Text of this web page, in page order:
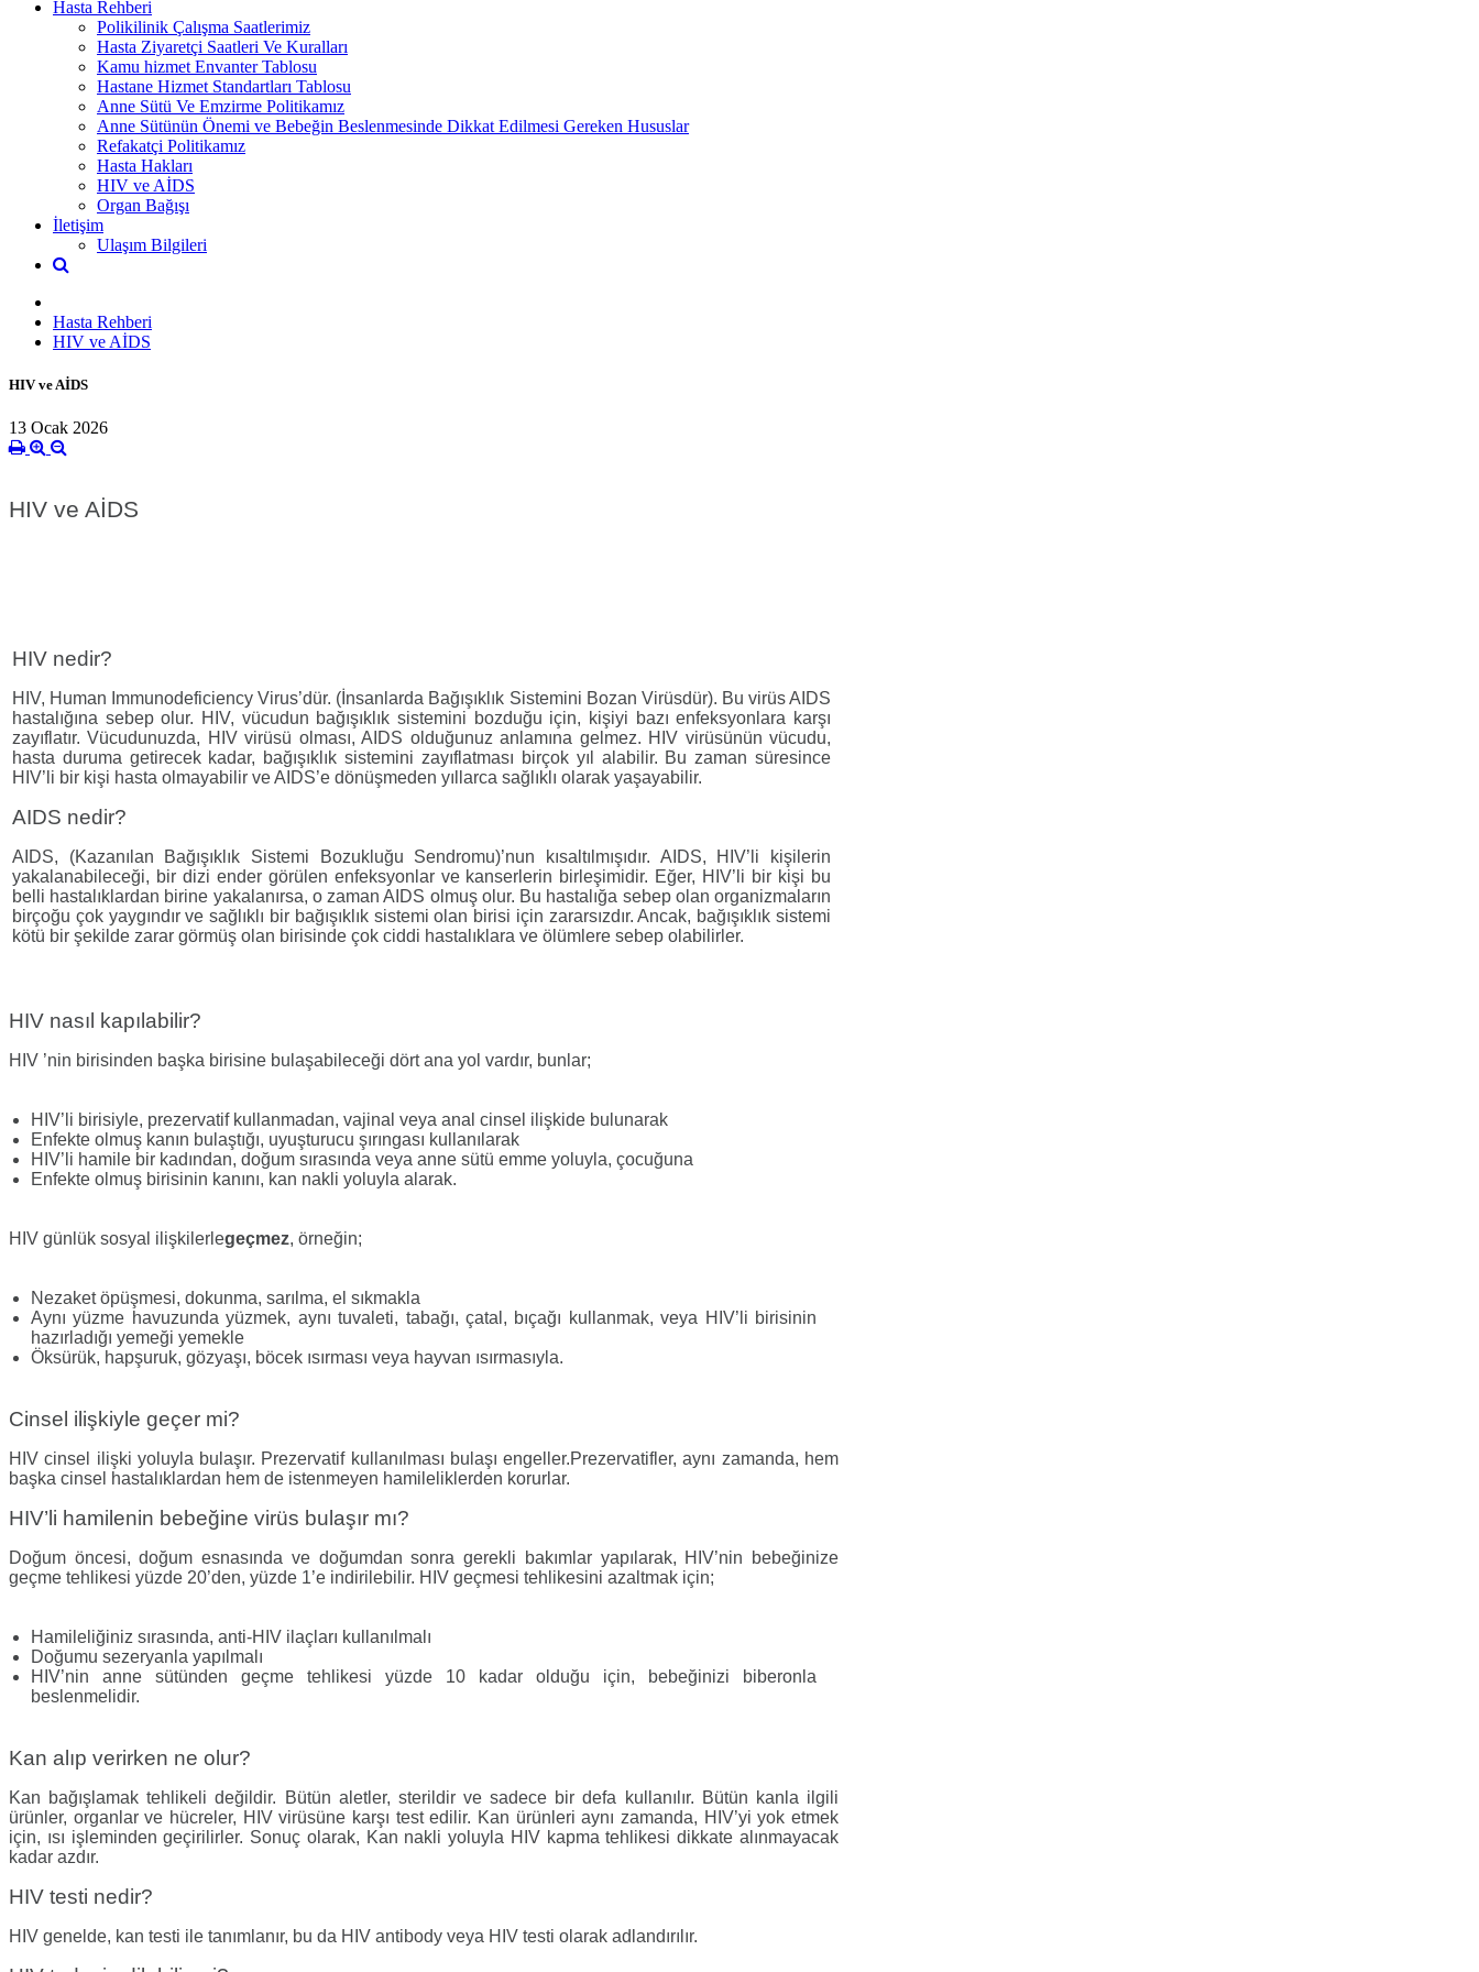
Hasta Rehberi
Polikilinik Çalışma Saatlerimiz
Hasta Ziyaretçi Saatleri Ve Kuralları
Kamu hizmet Envanter Tablosu
Hastane Hizmet Standartları Tablosu
Anne Sütü Ve Emzirme Politikamız
Anne Sütünün Önemi ve Bebeğin Beslenmesinde Dikkat Edilmesi Gereken Hususlar
Refakatçi Politikamız
Hasta Hakları
HIV ve AİDS
Organ Bağışı
İletişim
Ulaşım Bilgileri
Hasta Rehberi
HIV ve AİDS
HIV ve AİDS
13 Ocak 2026
HIV ve AİDS
HIV nedir?
HIV, Human Immunodeficiency Virus’dür. (İnsanlarda Bağışıklık Sistemini Bozan Virüsdür). Bu virüs AIDS
hastalığına sebep olur. HIV, vücudun bağışıklık sistemini bozduğu için, kişiyi bazı enfeksyonlara karşı
zayıflatır. Vücudunuzda, HIV virüsü olması, AIDS olduğunuz anlamına gelmez. HIV virüsünün vücudu,
hasta duruma getirecek kadar, bağışıklık sistemini zayıflatması birçok yıl alabilir. Bu zaman süresince
HIV’li bir kişi hasta olmayabilir ve AIDS’e dönüşmeden yıllarca sağlıklı olarak yaşayabilir.
AIDS nedir?
AIDS, (Kazanılan Bağışıklık Sistemi Bozukluğu Sendromu)’nun kısaltılmışıdır. AIDS, HIV’li kişilerin
yakalanabileceği, bir dizi ender görülen enfeksyonlar ve kanserlerin birleşimidir. Eğer, HIV’li bir kişi bu
belli hastalıklardan birine yakalanırsa, o zaman AIDS olmuş olur. Bu hastalığa sebep olan organizmaların
birçoğu çok yaygındır ve sağlıklı bir bağışıklık sistemi olan birisi için zararsızdır. Ancak, bağışıklık sistemi
kötü bir şekilde zarar görmüş olan birisinde çok ciddi hastalıklara ve ölümlere sebep olabilirler.
HIV nasıl kapılabilir?
HIV ’nin birisinden başka birisine bulaşabileceği dört ana yol vardır, bunlar;
HIV’li birisiyle, prezervatif kullanmadan, vajinal veya anal cinsel ilişkide bulunarak
Enfekte olmuş kanın bulaştığı, uyuşturucu şırıngası kullanılarak
HIV’li hamile bir kadından, doğum sırasında veya anne sütü emme yoluyla, çocuğuna
Enfekte olmuş birisinin kanını, kan nakli yoluyla alarak.
HIV günlük sosyal ilişkilerlegeçmez, örneğin;
Nezaket öpüşmesi, dokunma, sarılma, el sıkmakla
Aynı yüzme havuzunda yüzmek, aynı tuvaleti, tabağı, çatal, bıçağı kullanmak, veya HIV’li birisinin
hazırladığı yemeği yemekle
Öksürük, hapşuruk, gözyaşı, böcek ısırması veya hayvan ısırmasıyla.
Cinsel ilişkiyle geçer mi?
HIV cinsel ilişki yoluyla bulaşır. Prezervatif kullanılması bulaşı engeller.Prezervatifler, aynı zamanda, hem
başka cinsel hastalıklardan hem de istenmeyen hamileliklerden korurlar.
HIV’li hamilenin bebeğine virüs bulaşır mı?
Doğum öncesi, doğum esnasında ve doğumdan sonra gerekli bakımlar yapılarak, HIV’nin bebeğinize
geçme tehlikesi yüzde 20’den, yüzde 1’e indirilebilir. HIV geçmesi tehlikesini azaltmak için;
Hamileliğiniz sırasında, anti-HIV ilaçları kullanılmalı
Doğumu sezeryanla yapılmalı
HIV’nin anne sütünden geçme tehlikesi yüzde 10 kadar olduğu için, bebeğinizi biberonla
beslenmelidir.
Kan alıp verirken ne olur?
Kan bağışlamak tehlikeli değildir. Bütün aletler, sterildir ve sadece bir defa kullanılır. Bütün kanla ilgili
ürünler, organlar ve hücreler, HIV virüsüne karşı test edilir. Kan ürünleri aynı zamanda, HIV’yi yok etmek
için, ısı işleminden geçirilirler. Sonuç olarak, Kan nakli yoluyla HIV kapma tehlikesi dikkate alınmayacak
kadar azdır.
HIV testi nedir?
HIV genelde, kan testi ile tanımlanır, bu da HIV antibody veya HIV testi olarak adlandırılır.